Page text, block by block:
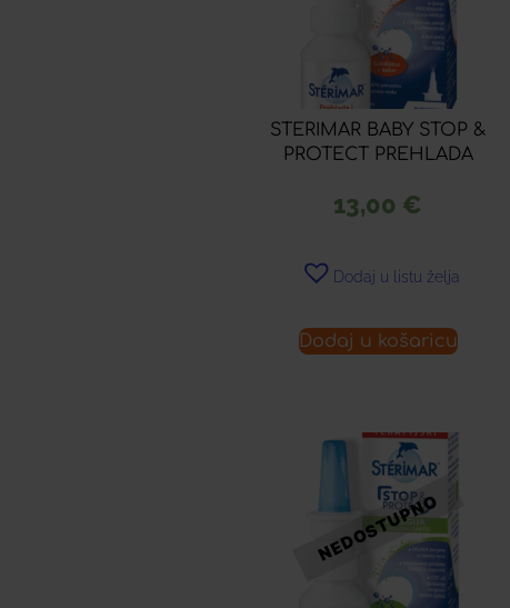
STERIMAR BABY STOP &
PROTECT PREHLADA
13,00 €
Dodaj u listu želja
Dodaj u košaricu